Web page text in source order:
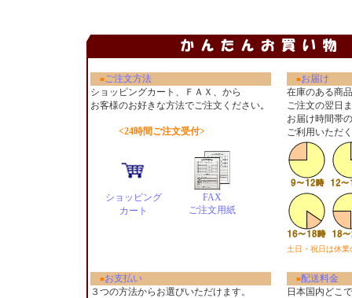
■ご注文方法 ■お届け
ショッピングカート、ＦＡＸ、から
お客様のお好きな方法でご注文ください。
<24時間ご注文受付>
ショッピング
カート
FAX
ご注文用紙
在庫のある商
ご注文の翌日
お届け時間帯
ご利用いただ
土日・祝日は休
■お支払い
３つの方法からお選びいただけます。
■配送料金
日本国内どこ